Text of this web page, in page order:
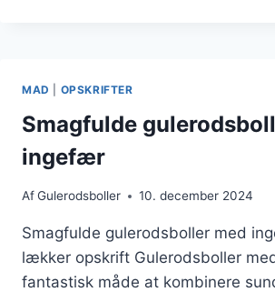
MAD OPSKRIFTER
Smagfulde
ingefær
AfGulerodsboller 10. december 2024
Smagfulde gulerodsboller med
lækker opskrift Gulerodsboller
fantastisk måde at kombinere